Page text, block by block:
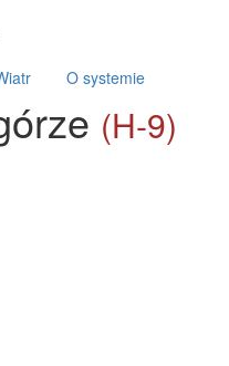
O systemie
(H-9)